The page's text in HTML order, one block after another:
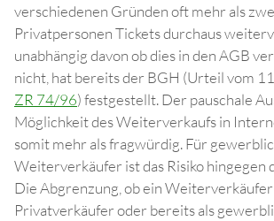
verschiedenen Gründen oft mehr als
Privatpersonen Tickets durchaus
unabhängig davon ob dies in den AGB
nicht, hat bereits der BGH (Urteil vom
ZR 74/96) festgestellt. Der pauschale
Möglichkeit des Weiterverkaufs in
somit mehr als fragwürdig. Für
Weiterverkäufer ist das Risiko hingegen
Die Abgrenzung, ob ein Weiterverkäufer
Privatverkäufer oder bereits als